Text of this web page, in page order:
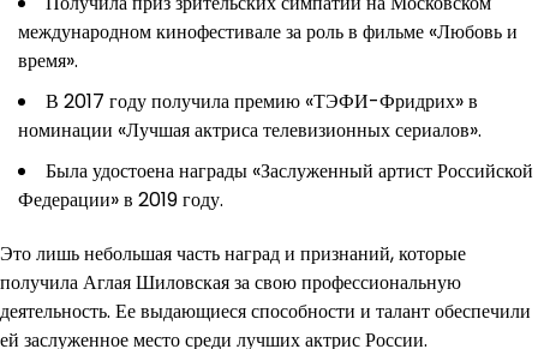
международном кинофестивале за роль в фильме «Любовь и
время».
В 2017 году получила премию «ТЭФИ-Фридрих» в
номинации «Лучшая актриса телевизионных сериалов».
Была удостоена награды «Заслуженный артист Российской
Федерации» в 2019 году.
Это лишь небольшая часть наград и признаний, которые
получила Аглая Шиловская за свою профессиональную
деятельность. Ее выдающиеся способности и талант обеспечили
ей заслуженное место среди лучших актрис России.